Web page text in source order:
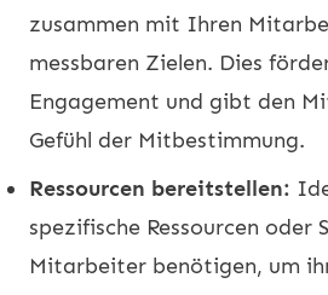
zusammen mit Ihren
messbaren Zielen. Dies
Engagement und gibt den
Gefühl der Mitbestimmung.
Ressourcen bereitstellen:
spezifische Ressourcen oder
Mitarbeiter benötigen, um